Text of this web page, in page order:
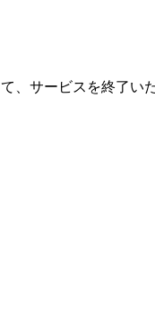
、サービスを終了い